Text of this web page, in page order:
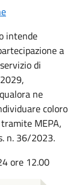
intende
a
di
ne
coloro
MEPA,
n. 36/2023.
ore 12.00